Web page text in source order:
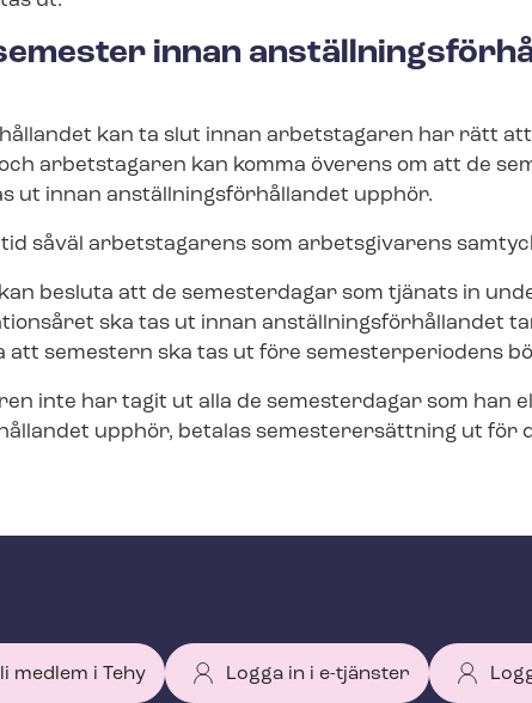
innan
kan ta slut innan arbetstagaren har rätt
arbetstagaren kan komma överens om att de
ut innan an­ställ­nings­för­hål­lan­det upphör.
såväl arbetstagarens som arbetsgivarens
besluta att de semesterdagar som tjänats in
ska tas ut innan an­ställ­nings­för­hål­lan­det
att semestern ska tas ut före semesterperiodens
inte har tagit ut alla de semesterdagar som han
upphör, betalas se­meste­rer­sätt­ning ut för
medlem i Tehy Logga in i e-tjänster